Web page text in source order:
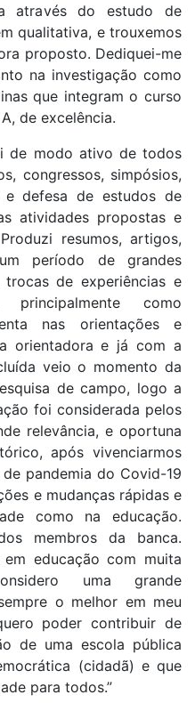
através do estudo de
qualitativa, e trouxemos
proposto. Dediquei-me
na investigação como
que integram o curso
de excelência.
de modo ativo de todos
congressos, simpósios,
e defesa de estudos de
atividades propostas e
resumos, artigos,
período de grandes
trocas de experiências e
principalmente como
nas orientações e
orientadora e já com a
veio o momento da
de campo, logo a
foi considerada pelos
relevância, e oportuna
após vivenciarmos
pandemia do Covid-19
e mudanças rápidas e
como na educação.
membros da banca.
educação com muita
uma grande
o melhor em meu
poder contribuir de
de uma escola pública
(cidadã) e que
para todos.”